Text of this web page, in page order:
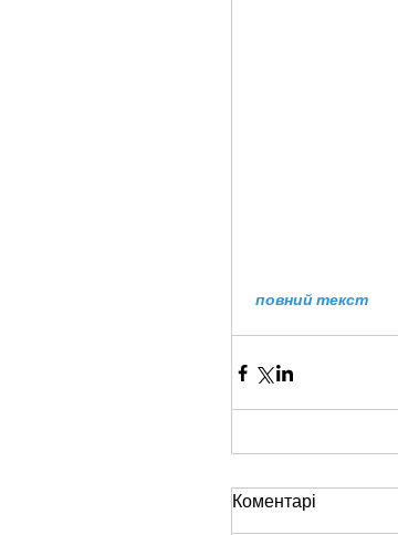
повний текст
Коментарі